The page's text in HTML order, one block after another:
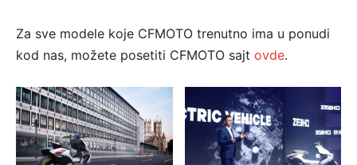
Za sve modele koje CFMOTO trenutno ima u ponudi
kod nas, možete posetiti CFMOTO sajt ovde.